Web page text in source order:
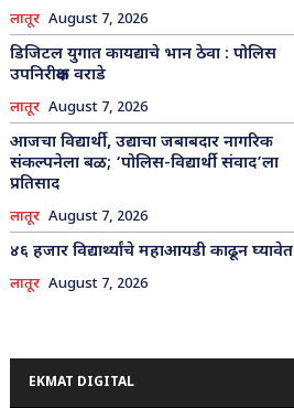
लातूर August 7, 2026
डिजिटल युगात कायद्याचे भान ठेवा : पोलिस
उपनिरीक्षक वराडे
लातूर August 7, 2026
आजचा विद्यार्थी, उद्याचा जबाबदार नागरिक
संकल्पनेला बळ; ‘पोलिस-विद्यार्थी संवाद’ला
प्रतिसाद
लातूर August 7, 2026
४६ हजार विद्यार्थ्यांचे महाआयडी काढून घ्यावेत
लातूर August 7, 2026
EKMAT DIGITAL